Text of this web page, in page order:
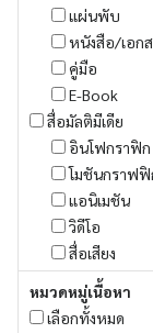
แผ่นพับ
หนังสือ/เอก
คู่มือ
E-Book
สื่อมัลติมีเดีย
อินโฟกราฟิก
โมชันกราฟฟิ
แอนิเมชัน
วิดีโอ
สื่อเสียง
หมวดหมู่เนื้อหา
เลือกทั้งหมด